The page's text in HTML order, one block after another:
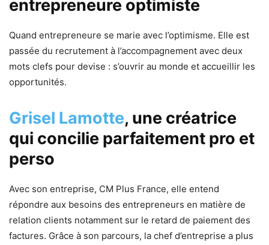
entrepreneure optimiste
Quand entrepreneure se marie avec l’optimisme. Elle est
passée du recrutement à l’accompagnement avec deux
mots clefs pour devise : s’ouvrir au monde et accueillir les
opportunités.
Grisel Lamotte, une créatrice
qui concilie parfaitement pro et
perso
Avec son entreprise, CM Plus France, elle entend
répondre aux besoins des entrepreneurs en matière de
relation clients notamment sur le retard de paiement des
factures. Grâce à son parcours, la chef d’entreprise a plus